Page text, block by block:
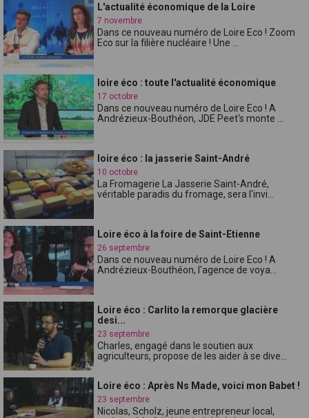
L'actualité économique de la Loire
7 novembre
Dans ce nouveau numéro de Loire Eco ! Zoom
Eco sur la filière nucléaire ! Une ...
loire éco : toute l'actualité économique
17 octobre
Dans ce nouveau numéro de Loire Eco ! A
Andrézieux-Bouthéon, JDE Peet's monte ...
loire éco : la jasserie Saint-André
10 octobre
La Fromagerie La Jasserie Saint-André,
véritable paradis du fromage, sera l'invi...
Loire éco à la foire de Saint-Etienne
26 septembre
Dans ce nouveau numéro de Loire Eco ! A
Andrézieux-Bouthéon, l'agence de voya...
Loire éco : Carlito la remorque glacière
desi...
23 septembre
Charles, engagé dans le soutien aux
agriculteurs, propose de les aider à se dive...
Loire éco : Après Ns Made, voici mon Babet !
23 septembre
Nicolas, Scholz, jeune entrepreneur local,